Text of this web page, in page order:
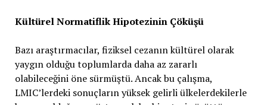
Kültürel Normatiflik Hipotezinin Çöküşü
Bazı araştırmacılar, fiziksel cezanın kültürel olarak
yaygın olduğu toplumlarda daha az zararlı
olabileceğini öne sürmüştü. Ancak bu çalışma,
LMIC’lerdeki sonuçların yüksek gelirli ülkelerdekilerle